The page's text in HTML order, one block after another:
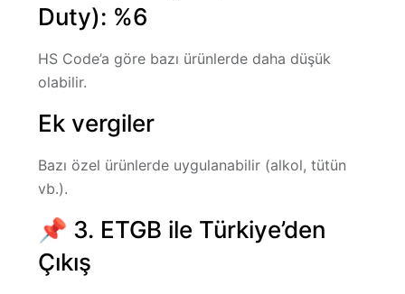
Duty): %6
HS Code’a göre bazı ürünlerde daha düşük
olabilir.
Ek vergiler
Bazı özel ürünlerde uygulanabilir (alkol, tütün
vb.).
📌 3. ETGB ile Türkiye’den
Çıkış